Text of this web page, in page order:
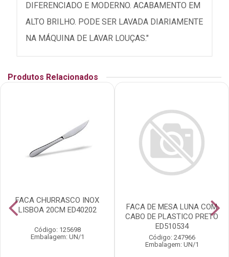
DIFERENCIADO E MODERNO. ACABAMENTO EM
ALTO BRILHO. PODE SER LAVADA DIARIAMENTE
NA MÁQUINA DE LAVAR LOUÇAS."
Produtos Relacionados
FACA CHURRASCO INOX
LISBOA 20CM ED40202
Código: 125698
Embalagem: UN/1
FACA DE MESA LUNA COM
CABO DE PLASTICO PRETO
ED510534
Código: 247966
Embalagem: UN/1